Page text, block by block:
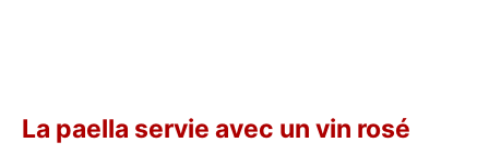
La paella servie avec un vin rosé